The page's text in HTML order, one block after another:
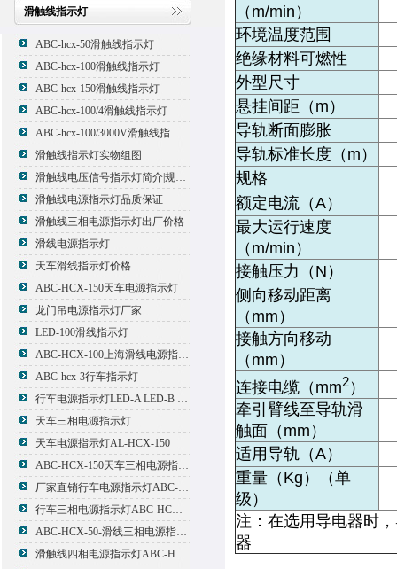
滑触线指示灯
ABC-hcx-50滑触线指示灯
ABC-hcx-100滑触线指示灯
ABC-hcx-150滑触线指示灯
ABC-hcx-100/4滑触线指示灯
ABC-hcx-100/3000V滑触线指示灯
滑触线指示灯实物组图
滑触线电压信号指示灯简介|规格|型号
滑触线电源指示灯品质保证
滑触线三相电源指示灯出厂价格
滑线电源指示灯
天车滑线指示灯价格
ABC-HCX-150天车电源指示灯
龙门吊电源指示灯厂家
LED-100滑线指示灯
ABC-HCX-100上海滑线电源指示灯厂家
ABC-hcx-3行车指示灯
行车电源指示灯LED-A LED-B LED-C
天车三相电源指示灯
天车电源指示灯AL-HCX-150
ABC-HCX-150天车三相电源指示灯出厂价格
厂家直销行车电源指示灯ABC-HCX-150
行车三相电源指示灯ABC-HCX-150
ABC-HCX-50-滑线三相电源指示灯厂家
滑触线四相电源指示灯ABC-HCX-100/4
（m/min）
环境温度范围
绝缘材料可燃性
外型尺寸
悬挂间距（m）
导轨断面膨胀
导轨标准长度（m）
规格
额定电流（A）
最大运行速度
（m/min）
接触压力（N）
侧向移动距离
（mm）
接触方向移动
（mm）
连接电缆（mm2）
牵引臂线至导轨滑
触面（mm）
适用导轨（A）
重量（Kg）（单
级）
注：在选用导电器时
器